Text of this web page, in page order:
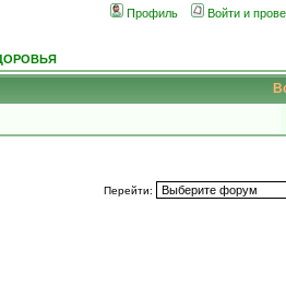
Профиль
Войти и
Перейти: